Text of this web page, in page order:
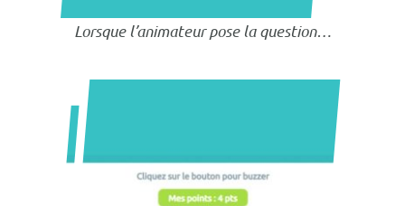
Lorsque l’animateur pose la question…